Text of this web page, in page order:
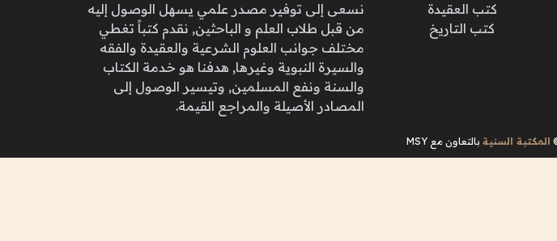
كتب العقيدة
كتب التاريخ
نسعى إلى توفير مصدر علمي يسهل الوصول إليه
من قبل طلاب العلم و الباحثين, نقدم كتباً تغطي
مختلف جوانب العلوم الشرعية والعقيدة والفقه
والسيرة النبوية وغيرها, هدفنا هو خدمة الكتاب
والسنة ونفع المسلمين, وتيسير الوصول إلى
المصادر الأصيلة والمراجع القيمة.
المكتبة السنية بالتعاون مع MSY